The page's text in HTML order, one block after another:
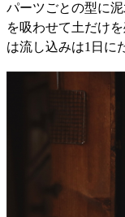
パーツごとの型に
を吸わせて土だけ
は流し込みは1日に